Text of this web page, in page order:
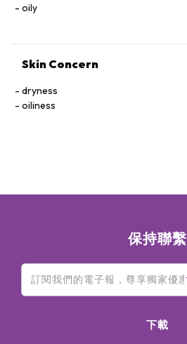
oily
Skin Concern
dryness
oiliness
保持聯繫
下載